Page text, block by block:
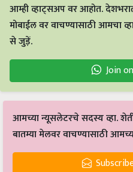
आम्ही व्हाट्सअप वर आहोत.
मोबाईल वर वाचण्यासाठी आमचा
से जुड़ें.
Join
आमच्या न्यूसलेटरचे सदस्य व्हा.
बातम्या मेलवर वाचण्यासाठी